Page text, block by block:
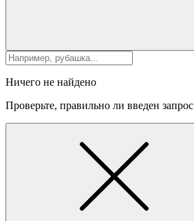
Ничего не найдено
Проверьте, правильно ли введен запрос